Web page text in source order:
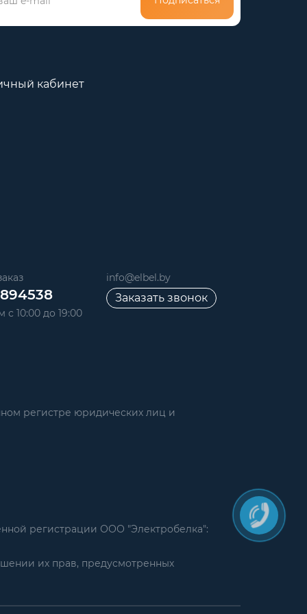
кабинет
с 10:00 до 19:00
info@elbel.by
Заказать звонок
регистре юридических лиц и
регистрации ООО "Электробелка":
их прав, предусмотренных